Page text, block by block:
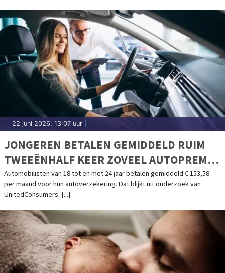
22 juni 2026, 13:07 uur
JONGEREN BETALEN GEMIDDELD RUIM
TWEEËNHALF KEER ZOVEEL AUTOPREMIE
ALS OUDEREN
Automobilisten van 18 tot en met 24 jaar betalen gemiddeld € 153,58
per maand voor hun autoverzekering. Dat blijkt uit onderzoek van
UnitedConsumers. [...]